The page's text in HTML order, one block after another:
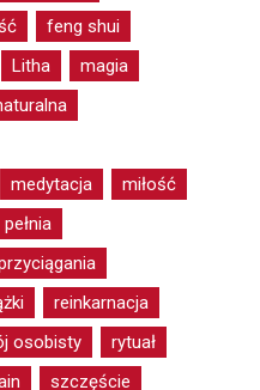
feng shui
Litha
magia
medytacja
miłość
pełnia
reinkarnacja
osobisty
rytuał
szczęście